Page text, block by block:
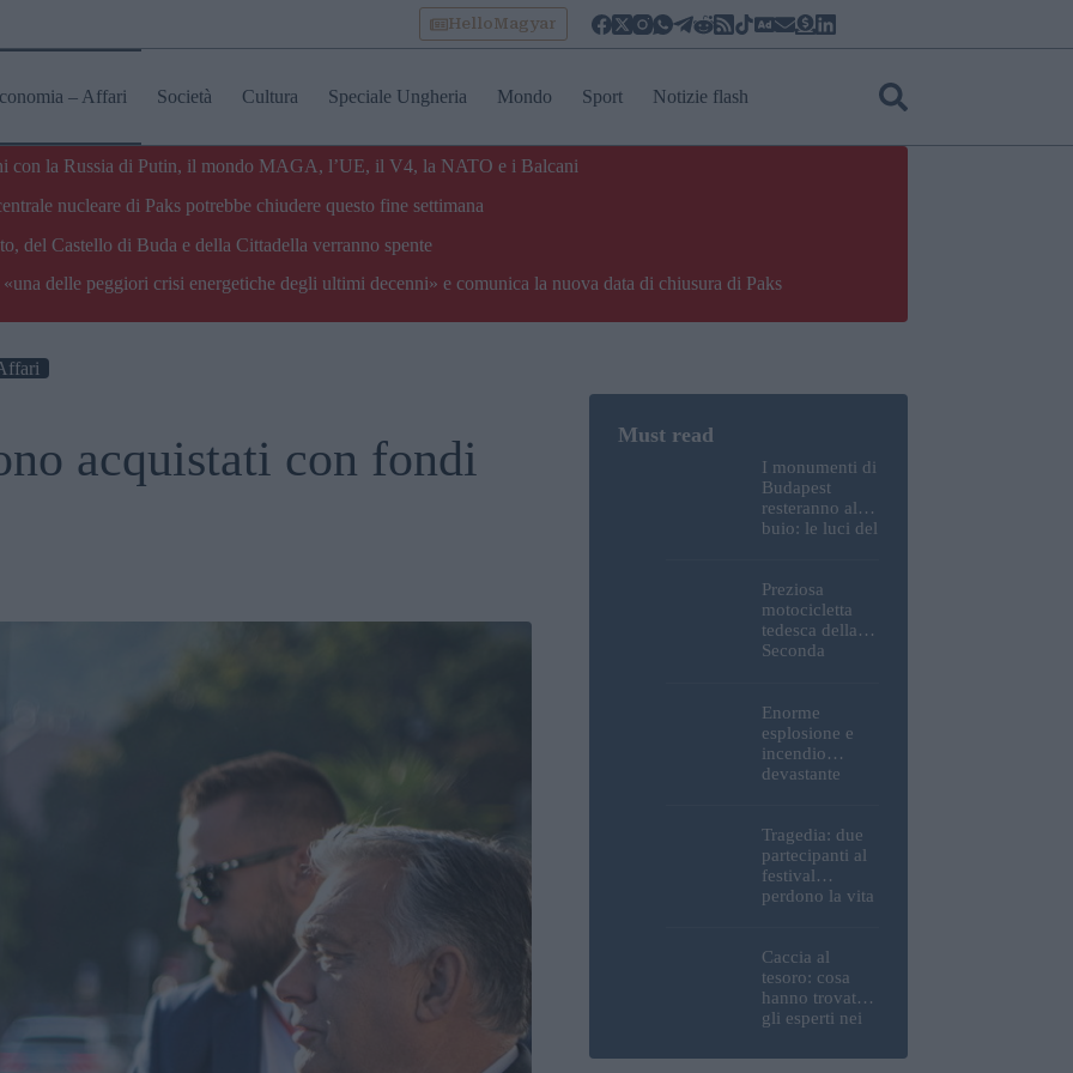
HelloMagyar
– Affari Società Cultura Speciale Ungheria Mondo Sport Notizie flash
con la Russia di Putin, il mondo MAGA, l’UE, il V4, la NATO e i Balcani
nucleare di Paks potrebbe chiudere questo fine settimana
del Castello di Buda e della Cittadella verranno spente
delle peggiori crisi energetiche degli ultimi decenni» e comunica la nuova data di chiusura di Paks
acquistati con fondi
I monumenti di
Budapest
resteranno al
buio: le luci del
Buda e della
Cittadella
verranno
spente
Preziosa
motocicletta
tedesca della
Seconda
umani ed
esplosivi
recuperati dal
Danubio a
Enorme
esplosione e
incendio
devastante
strategica della
MOL: i prezzi
del carburante
aumenteranno
Tragedia: due
partecipanti al
festival
perdono la vita
Ungheria
Caccia al
tesoro: cosa
hanno trovato
gli esperti nei
motocicletta